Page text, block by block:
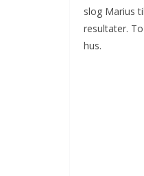
slog Marius
resultater.
hus.